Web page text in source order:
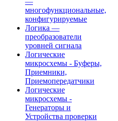
многофункциональные,
конфигурируемые
Логика —
преобразователи
уровней сигнала
Логические
микросхемы - Буферы,
Приемники,
Приемопередатчики
Логические
микросхемы -
Генераторы и
Устройства проверки